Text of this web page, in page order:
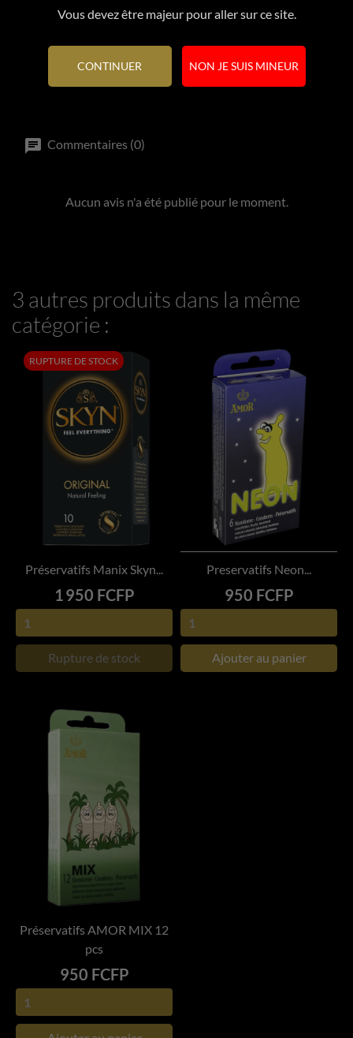
Vous devez être majeur pour aller sur ce site.
CONTINUER NON JE SUIS MINEUR
Références spécifiques
Commentaires (0)
Aucun avis n'a été publié pour le moment.
3 autres produits dans la même
catégorie :
Préservatifs Manix Skyn...
Prix
1 950 FCFP
Rupture de stock
RUPTURE DE STOCK
Preservatifs Neon...
Prix
950 FCFP
Ajouter au panier
Préservatifs AMOR MIX 12
pcs
Prix
950 FCFP